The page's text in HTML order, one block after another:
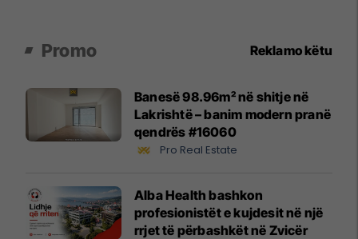
Promo Reklamo këtu
Banesë 98.96m² në shitje në
Lakrishtë – banim modern pranë
qendrës #16060
Pro Real Estate
Alba Health bashkon
profesionistët e kujdesit në një
rrjet të përbashkët në Zvicër